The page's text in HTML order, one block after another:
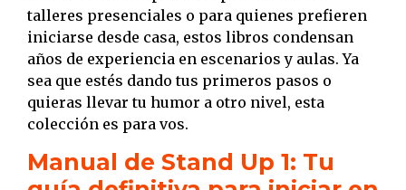
talleres presenciales o para quienes prefieren
iniciarse desde casa, estos libros condensan
años de experiencia en escenarios y aulas. Ya
sea que estés dando tus primeros pasos o
quieras llevar tu humor a otro nivel, esta
colección es para vos.
Manual de Stand Up 1: Tu